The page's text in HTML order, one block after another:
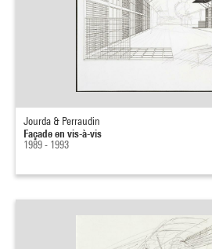
Jourda & Perraudin
Façade en vis-à-vis
1989 - 1993